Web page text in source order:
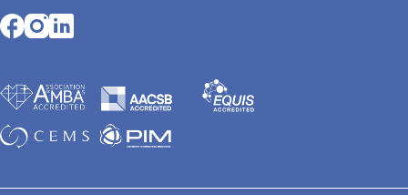
Opens in a new tab
Opens in a new tab
Opens in a new tab